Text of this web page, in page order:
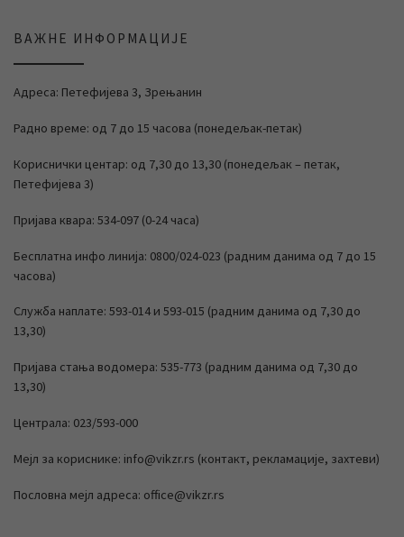
ВАЖНЕ ИНФОРМАЦИЈЕ
Адреса: Петефијева 3, Зрењанин
Радно време: од 7 до 15 часова (понедељак-петак)
Кориснички центар: од 7,30 до 13,30 (понедељак – петак,
Петефијева 3)
Пријава квара: 534-097 (0-24 часа)
Бесплатна инфо линија: 0800/024-023 (радним данима од 7 до 15
часова)
Служба наплате: 593-014 и 593-015 (радним данима од 7,30 до
13,30)
Пријава стања водомера: 535-773 (радним данима од 7,30 до
13,30)
Централа: 023/593-000
Мејл за кориснике: info@vikzr.rs (контакт, рекламације, захтеви)
Пословна мејл адреса: office@vikzr.rs